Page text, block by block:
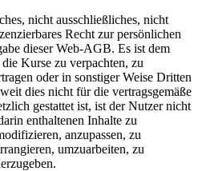
nicht ausschließliches, nicht
Recht zur persönlichen
dieser Web-AGB. Es ist dem
Kurse zu verpachten, zu
oder in sonstiger Weise Dritten
dies nicht für die vertragsgemäße
gestattet ist, ist der Nutzer nicht
enthaltenen Inhalte zu
anzupassen, zu
umzuarbeiten, zu